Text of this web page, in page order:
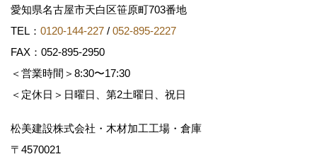
愛知県名古屋市天白区笹原町703番地
TEL： 0120-144-227 / 052-895-2227
FAX：052-895-2950
＜営業時間＞8:30〜17:30
＜定休日＞日曜日、第2土曜日、祝日
松美建設株式会社・木材加工工場・倉庫
〒4570021